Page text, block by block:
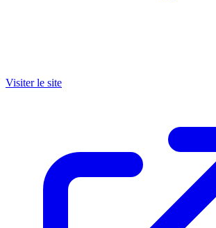
Visiter le site